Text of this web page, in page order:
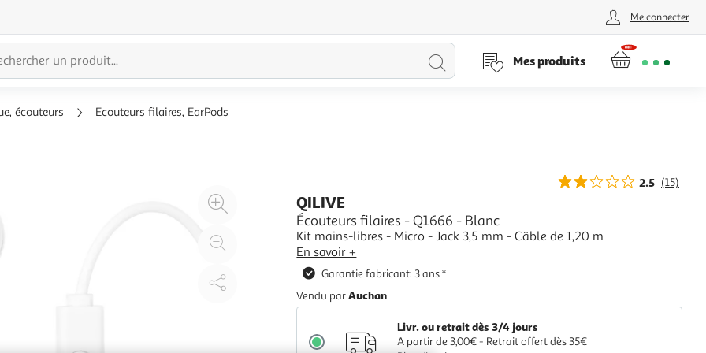
Me connecter
Lancer
Mes produits
écouteurs Ecouteurs filaires, EarPods
Agrandir
l'illustration
l'illustration
2.5 (15)
QILIVE
Écouteurs filaires - Q1666 - Blanc
Kit mains-libres - Micro - Jack 3,5 mm - Câble de 1,20 m
En savoir +
Garantie fabricant: 3 ans *
Vendu parAuchan
Livr. ou retrait dès 3/4 jours
A partir de 3,00€ - Retrait offert dès 35€